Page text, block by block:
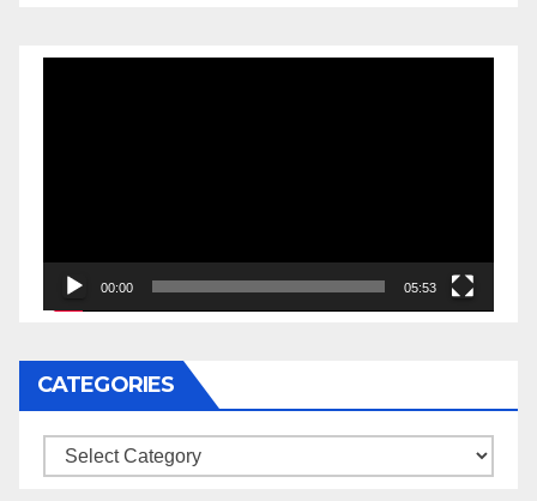
00:00 05:53
CATEGORIES
Categories